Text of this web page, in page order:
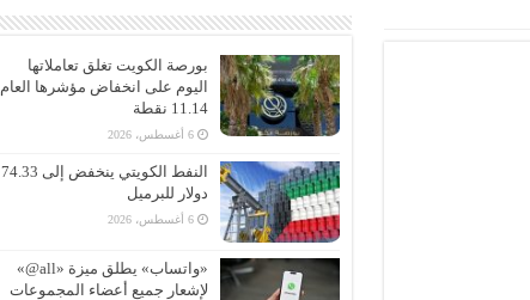
بورصة الكويت تغلق تعاملاتها
اليوم على انخفاض مؤشرها العام
11.14 نقطة
6 أغسطس، 2026
النفط الكويتي ينخفض إلى 74.33
دولار للبرميل
6 أغسطس، 2026
«واتساب» يطلق ميزة «all@»
لإشعار جميع أعضاء المجموعات